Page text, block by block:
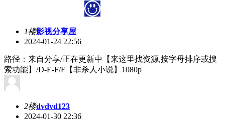
1楼影视分享屋
2024-01-24 22:56
路径：来自分享/正在更新中【来这里找资源,按字母排序或搜
索功能】/D-E-F/F【非杀人小说】1080p
2楼dvdvd123
2024-01-30 22:36